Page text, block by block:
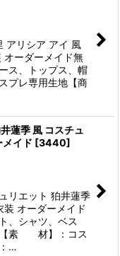
アリシア アイ 風
オーダーメイド無
ス、トップス、帽
レ専用生地【商
蓮季 風 コスチュ
メイド [3440]
リエット 狛井蓮季
オーダーメイド
、シャツ、ベス
【素 材】：コス
…